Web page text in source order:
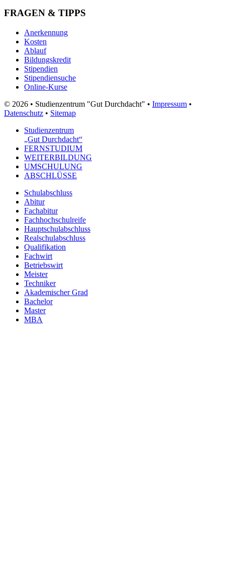
FRAGEN & TIPPS
Anerkennung
Kosten
Ablauf
Bildungskredit
Stipendien
Stipendiensuche
Online-Kurse
© 2026 • Studienzentrum "Gut Durchdacht" • Impressum •
Datenschutz • Sitemap
Studienzentrum
„Gut Durchdacht“
FERNSTUDIUM
WEITERBILDUNG
UMSCHULUNG
ABSCHLÜSSE
Schulabschluss
Abitur
Fachabitur
Fachhochschulreife
Hauptschulabschluss
Realschulabschluss
Qualifikation
Fachwirt
Betriebswirt
Meister
Techniker
Akademischer Grad
Bachelor
Master
MBA